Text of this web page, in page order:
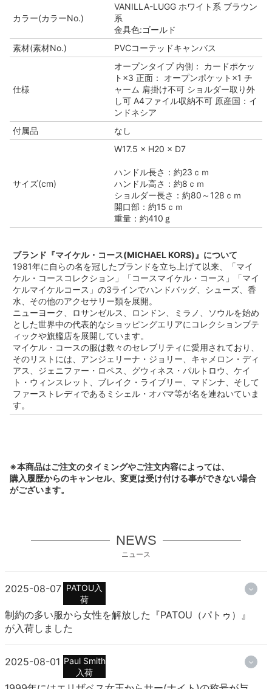
カラー(カラーNo.)
VANILLA-LUGG ホワイト系 ブラウン
系
金具色:ゴールド
素材(素材No.)
PVCコーテッドキャンバス
仕様
オープンタイプ 内側： カードポケッ
ト×3 正面： オープンポケット×1 チ
ャーム 肩掛け不可 ショルダー取り外
し可 A4ファイル収納不可 原産国：イ
ンドネシア
付属品
なし
サイズ(cm)
W17.5 × H20 × D7
ハンドル長さ：約23ｃｍ
ハンドル高さ：約8ｃｍ
ショルダー長さ：約80～128ｃｍ
開口部：約15ｃｍ
重量：約410ｇ
ブランド『マイケル・コース(MICHAEL KORS)』について
1981年に自らの名を冠したブランドを立ち上げて以来、「マイ
ケル・コースコレクション」「コースマイケル・コース」「マイ
ケルマイケルコース」の3ラインでハンドバッグ、シューズ、香
水、その他のアクセサリー類を展開。
ニューヨーク、ロサンゼルス、ロンドン、ミラノ、ソウルを始め
とした世界中の代表的なショッピングエリアにコレクションブテ
ィックや旗艦店を展開しています。
マイケル・コースの服は数々のセレブリティに愛用されており、
そのリストには、アンジェリーナ・ジョリー、キャメロン・ディ
アス、ジェニファー・ロペス、グウィネス・パルトロウ、ケイ
ト・ウィンスレット、ブレイク・ライブリー、マドンナ、そして
ファーストレディであるミシェル・オバマ等が名を連ねいていま
す。
※本商品はご注文のタイミングやご注文内容によっては、
購入履歴からのキャンセル、変更は受け付ける事ができない場合
がございます。
NEWS
ニュース
2025-08-07 PATOU入
荷
制約の多い服から女性を解放した『PATOU（パトゥ）』
が入荷しました
2025-08-01 Paul Smith
入荷